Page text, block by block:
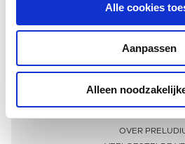
Alle cookies
Aanpassen
Alleen
Meer
OVER